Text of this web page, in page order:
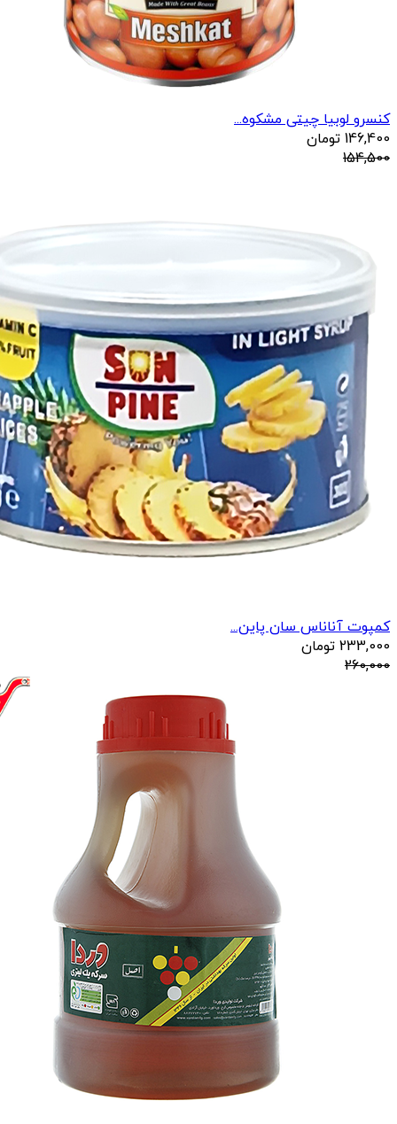
کنسرو لوبیا چیتی مشکوه...
146,400 تومان
154,500
کمپوت آناناس سان پاین...
233,000 تومان
260,000